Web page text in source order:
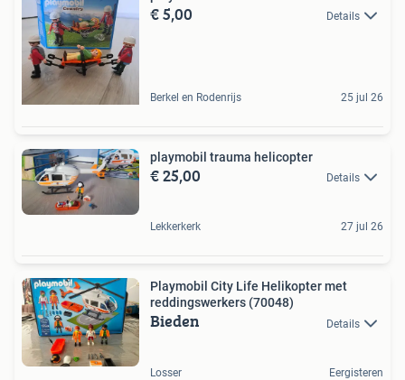
€ 5,00 Details
Berkel en Rodenrijs 25 jul 26
playmobil trauma helicopter
€ 25,00 Details
Lekkerkerk 27 jul 26
Playmobil City Life Helikopter met
reddingswerkers (70048)
Bieden Details
Losser Eergisteren